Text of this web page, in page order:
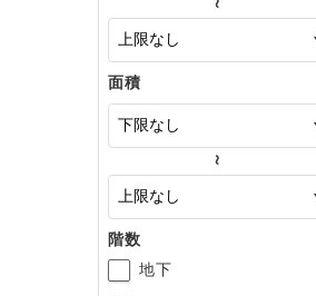
～
面積
～
階数
地下